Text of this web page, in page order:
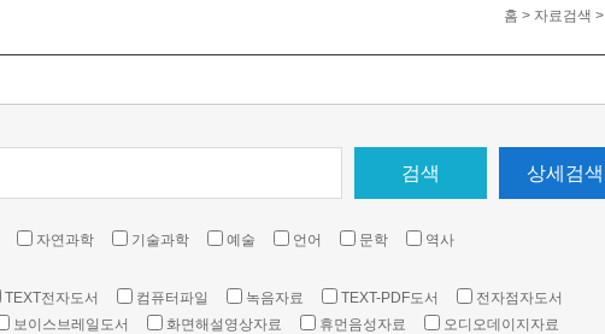
홈 > 자료검색 >
검색 상세검색
자연과학 기술과학 예술 언어 문학 역사
TEXT전자도서 컴퓨터파일 녹음자료 TEXT-PDF도서
전자점자도서
보이스브레일도서 화면해설영상자료 휴먼음성자료
오디오데이지자료